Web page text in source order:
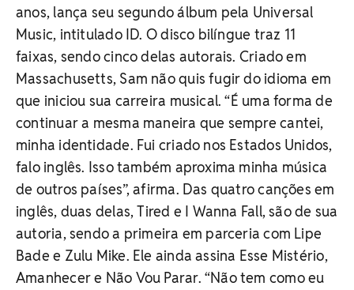
anos, lança seu segundo álbum pela Universal
Music, intitulado ID. O disco bilíngue traz 11
faixas, sendo cinco delas autorais. Criado em
Massachusetts, Sam não quis fugir do idioma em
que iniciou sua carreira musical. “É uma forma de
continuar a mesma maneira que sempre cantei,
minha identidade. Fui criado nos Estados Unidos,
falo inglês. Isso também aproxima minha música
de outros países”, afirma. Das quatro canções em
inglês, duas delas, Tired e I Wanna Fall, são de sua
autoria, sendo a primeira em parceria com Lipe
Bade e Zulu Mike. Ele ainda assina Esse Mistério,
Amanhecer e Não Vou Parar. “Não tem como eu